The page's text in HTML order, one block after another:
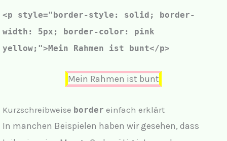
<p style="border-style: solid; border-
width: 5px; border-color: pink
yellow; ">Mein Rahmen ist bunt</p>
Mein Rahmen ist bunt
Kurzschreibweise border einfach erklärt
In manchen Beispielen haben wir gesehen, dass